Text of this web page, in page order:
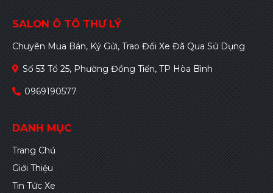
SALON Ô TÔ THƯ LÝ
Chuyên Mua Bán, Ký Gửi, Trao Đổi Xe Đã Qua Sử Dụng
Số 53 Tổ 25, Phường Đồng Tiến, TP Hòa Bình
0969190577
DANH MỤC
Trang Chủ
Giới Thiệu
Tin Tức Xe